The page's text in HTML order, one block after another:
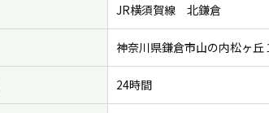
JR横須賀線 北鎌倉
神奈川県鎌倉市山の内松ヶ丘
24時間